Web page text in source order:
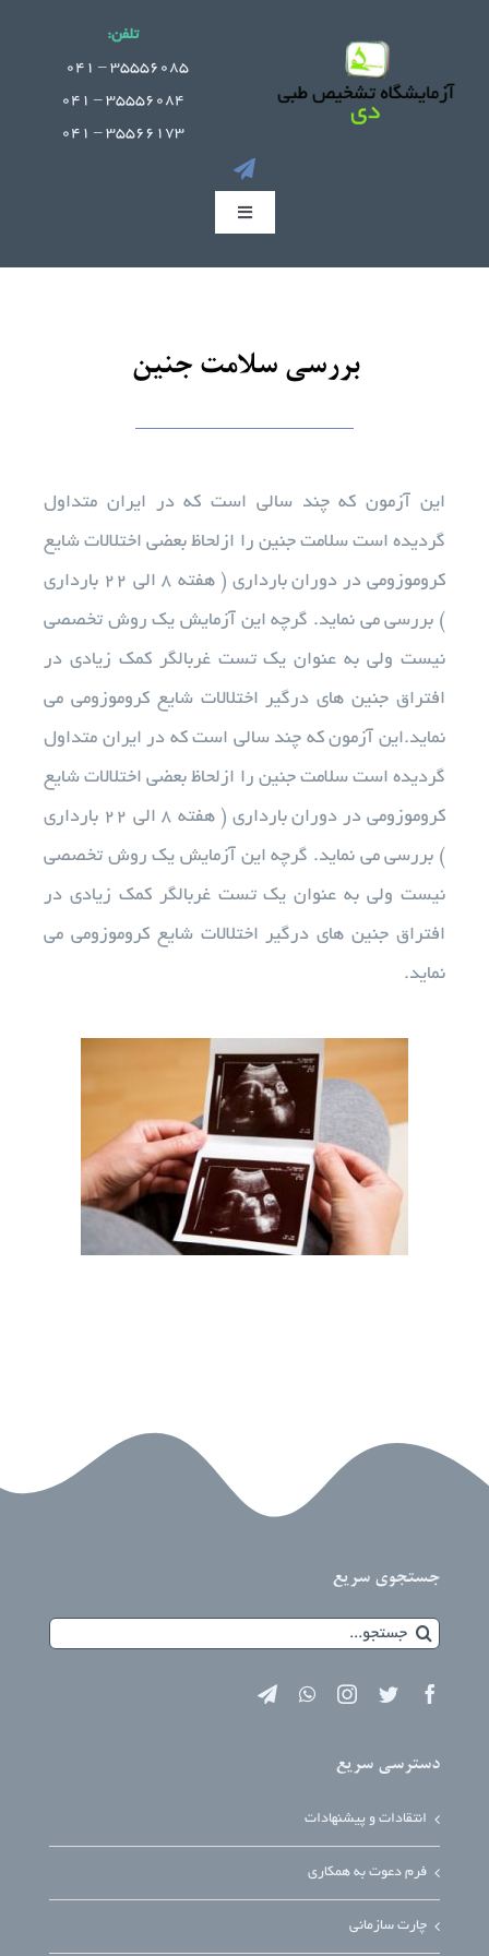
تلفن:
35556085 – 041
35556084 – 041
35566173 – 041
Toggle
صفحه اصلی
تجهیزات آزمایشگاهی
خدمات ما
درباره ما
استخدام
بررسی سلامت جنین
این آزمون که چند سالی است که در ایران متداول
گردیده است سلامت جنین را ازلحاظ بعضی اختلالات شایع
کروموزومی در دوران بارداری ( هفته ۸ الی ۲۲ بارداری
) بررسی می نماید. گرچه این آزمایش یک روش تخصصی
نیست ولی به عنوان یک تست غربالگر کمک زیادی در
افتراق جنین های درگیر اختلالات شایع کروموزومی می
نماید.این آزمون که چند سالی است که در ایران متداول
گردیده است سلامت جنین را ازلحاظ بعضی اختلالات شایع
کروموزومی در دوران بارداری ( هفته ۸ الی ۲۲ بارداری
) بررسی می نماید. گرچه این آزمایش یک روش تخصصی
نیست ولی به عنوان یک تست غربالگر کمک زیادی در
افتراق جنین های درگیر اختلالات شایع کروموزومی می
نماید.
جستجوی سریع
جستجو
دسترسی سریع
انتقادات و پیشنهادات
فرم دعوت به همکاری
چارت سازمانی